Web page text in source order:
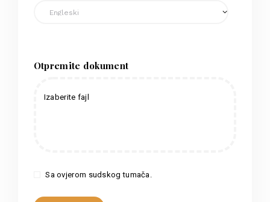
Otpremite dokument
Izaberite fajl
Sa ovjerom sudskog tumača.